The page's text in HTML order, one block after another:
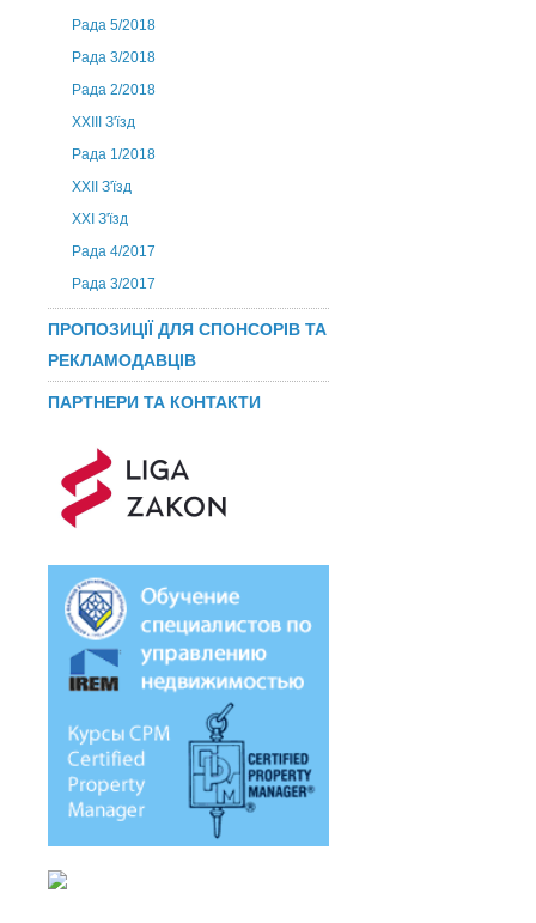
Рада 5/2018
Рада 3/2018
Рада 2/2018
XXIII З'їзд
Рада 1/2018
ХХІІ З'їзд
XXI З'їзд
Рада 4/2017
Рада 3/2017
ПРОПОЗИЦІЇ ДЛЯ СПОНСОРІВ ТА
РЕКЛАМОДАВЦІВ
ПАРТНЕРИ ТА КОНТАКТИ